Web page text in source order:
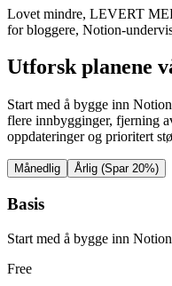
Lovet mindre, LEVERT
for bloggere, Notion-
Utforsk planene
Start med å bygge inn
flere innbygginger, fjerning
oppdateringer og prioritert
Månedlig Årlig (Spar 20%)
Basis
Start med å bygge inn
Free